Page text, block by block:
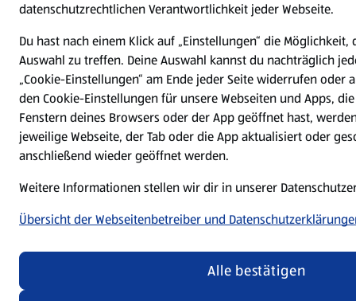
datenschutzrechtlichen Verantwortlichkeit jeder Webseite.
Du hast nach einem Klick auf „Einstellungen“ die
Auswahl zu treffen. Deine Auswahl kannst du nachträglich
„Cookie-Einstellungen“ am Ende jeder Seite widerrufen oder
den Cookie-Einstellungen für unsere Webseiten und Apps,
Fenstern deines Browsers oder der App geöffnet hast,
jeweilige Webseite, der Tab oder die App aktualisiert oder
anschließend wieder geöffnet werden.
Weitere Informationen stellen wir dir in unserer
Übersicht der Webseitenbetreiber und
Alle bestätigen